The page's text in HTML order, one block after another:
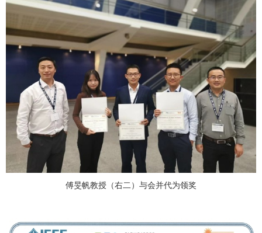
傅旻帆教授（右二）与会并代为领奖